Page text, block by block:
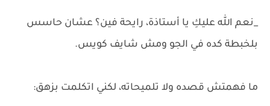
_نعم الله عليكِ يا أستاذة، رايحة فين؟ عشان حاسس
بلخبطة كده في الجو ومش شايف كويس.
ما فهمتش قصده ولا تلميحاته، لكني اتكلمت بزهق: